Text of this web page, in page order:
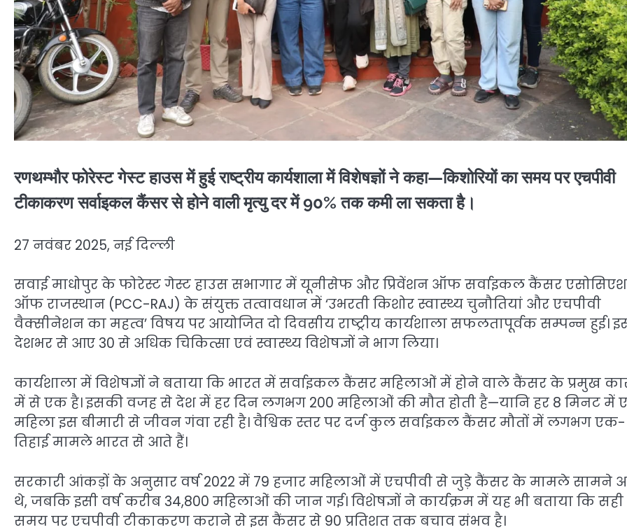
रणथम्भौर फोरेस्ट गेस्ट हाउस में हुई राष्ट्रीय कार्यशाला में विशेषज्ञों ने कहा—किशोरियों का समय पर एचपीवी
टीकाकरण सर्वाइकल कैंसर से होने वाली मृत्यु दर में 90% तक कमी ला सकता है।
27 नवंबर 2025, नई दिल्ली
सवाई माधोपुर के फोरेस्ट गेस्ट हाउस सभागार में यूनीसेफ और प्रिवेंशन ऑफ सर्वाइकल कैंसर
ऑफ राजस्थान (PCC-RAJ) के संयुक्त तत्वावधान में ‘उभरती किशोर स्वास्थ्य चुनौतियां और एचपीवी
वैक्सीनेशन का महत्व’ विषय पर आयोजित दो दिवसीय राष्ट्रीय कार्यशाला सफलतापूर्वक सम्पन्न हुई।
देशभर से आए 30 से अधिक चिकित्सा एवं स्वास्थ्य विशेषज्ञों ने भाग लिया।
कार्यशाला में विशेषज्ञों ने बताया कि भारत में सर्वाइकल कैंसर महिलाओं में होने वाले कैंसर के प्रमुख
में से एक है। इसकी वजह से देश में हर दिन लगभग 200 महिलाओं की मौत होती है—यानि हर 8 मिनट में
महिला इस बीमारी से जीवन गंवा रही है। वैश्विक स्तर पर दर्ज कुल सर्वाइकल कैंसर मौतों में लगभग एक-
तिहाई मामले भारत से आते हैं।
सरकारी आंकड़ों के अनुसार वर्ष 2022 में 79 हजार महिलाओं में एचपीवी से जुड़े कैंसर के मामले सामने
थे, जबकि इसी वर्ष करीब 34,800 महिलाओं की जान गई। विशेषज्ञों ने कार्यक्रम में यह भी बताया कि सही
समय पर एचपीवी टीकाकरण कराने से इस कैंसर से 90 प्रतिशत तक बचाव संभव है।